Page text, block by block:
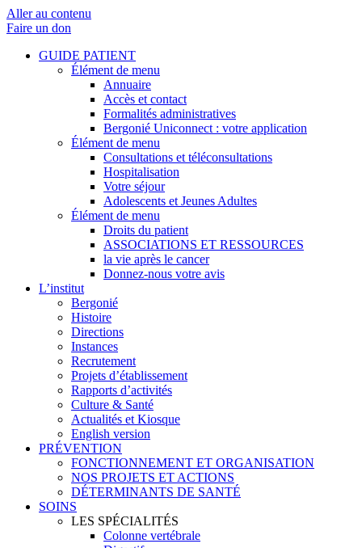
Aller au contenu
Faire un don
GUIDE PATIENT
Élément de menu
Annuaire
Accès et contact
Formalités administratives
Bergonié Uniconnect : votre application
Élément de menu
Consultations et téléconsultations
Hospitalisation
Votre séjour
Adolescents et Jeunes Adultes
Élément de menu
Droits du patient
ASSOCIATIONS ET RESSOURCES
la vie après le cancer
Donnez-nous votre avis
L’institut
Bergonié
Histoire
Directions
Instances
Recrutement
Projets d’établissement
Rapports d’activités
Culture & Santé
Actualités et Kiosque
English version
PRÉVENTION
FONCTIONNEMENT ET ORGANISATION
NOS PROJETS ET ACTIONS
DÉTERMINANTS DE SANTÉ
SOINS
LES SPÉCIALITÉS
Colonne vertébrale